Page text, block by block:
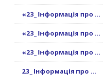
«23_ Інформація про ...
«23_ Інформація про ...
«23_ Інформація про ...
23_ Інформація про ...